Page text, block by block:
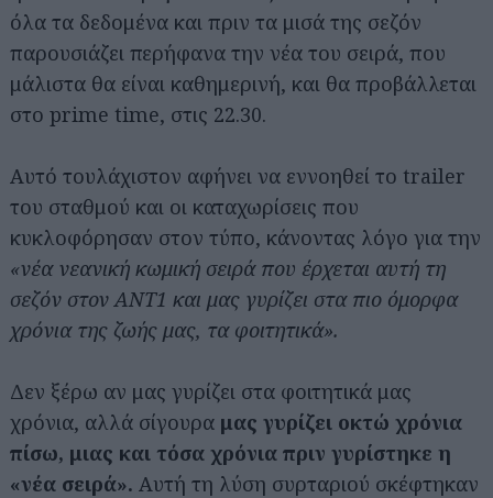
όλα τα δεδομένα και πριν τα μισά της σεζόν
παρουσιάζει περήφανα την νέα του σειρά, που
μάλιστα θα είναι καθημερινή, και θα προβάλλεται
στο prime time, στις 22.30.
Αυτό τουλάχιστον αφήνει να εννοηθεί το trailer
του σταθμού και οι καταχωρίσεις που
κυκλοφόρησαν στον τύπο, κάνοντας λόγο για την
«νέα νεανική κωμική σειρά που έρχεται αυτή τη
σεζόν στον ANT1 και μας γυρίζει στα πιο όμορφα
χρόνια της ζωής μας, τα φοιτητικά».
Δεν ξέρω αν μας γυρίζει στα φοιτητικά μας
χρόνια, αλλά σίγουρα μας γυρίζει οκτώ χρόνια
πίσω, μιας και τόσα χρόνια πριν γυρίστηκε η
«νέα σειρά». Αυτή τη λύση συρταριού σκέφτηκαν